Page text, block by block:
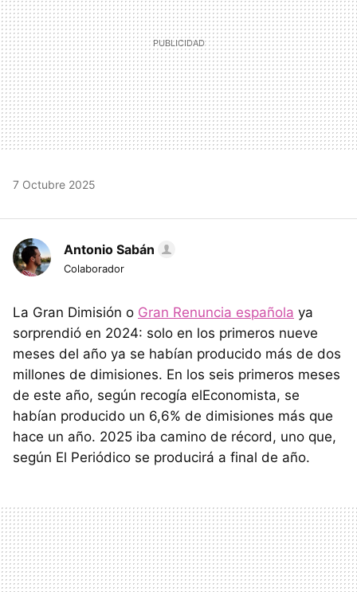
7 Octubre 2025
Antonio Sabán
Colaborador
La Gran Dimisión o Gran Renuncia española ya
sorprendió en 2024: solo en los primeros nueve
meses del año ya se habían producido más de dos
millones de dimisiones. En los seis primeros meses
de este año, según recogía elEconomista, se
habían producido un 6,6% de dimisiones más que
hace un año. 2025 iba camino de récord, uno que,
según El Periódico se producirá a final de año.